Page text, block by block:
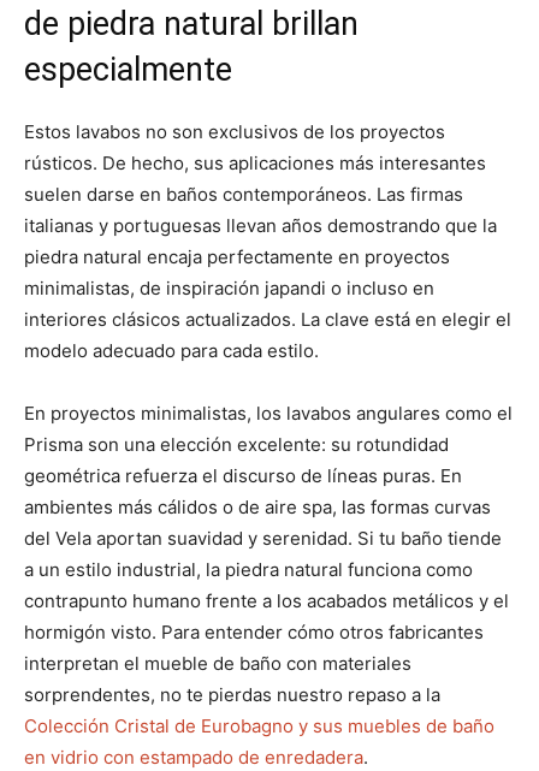
de piedra natural brillan
especialmente
Estos lavabos no son exclusivos de los proyectos
rústicos. De hecho, sus aplicaciones más interesantes
suelen darse en baños contemporáneos. Las firmas
italianas y portuguesas llevan años demostrando que la
piedra natural encaja perfectamente en proyectos
minimalistas, de inspiración japandi o incluso en
interiores clásicos actualizados. La clave está en elegir el
modelo adecuado para cada estilo.
En proyectos minimalistas, los lavabos angulares como el
Prisma son una elección excelente: su rotundidad
geométrica refuerza el discurso de líneas puras. En
ambientes más cálidos o de aire spa, las formas curvas
del Vela aportan suavidad y serenidad. Si tu baño tiende
a un estilo industrial, la piedra natural funciona como
contrapunto humano frente a los acabados metálicos y el
hormigón visto. Para entender cómo otros fabricantes
interpretan el mueble de baño con materiales
sorprendentes, no te pierdas nuestro repaso a la
Colección Cristal de Eurobagno y sus muebles de baño
en vidrio con estampado de enredadera.